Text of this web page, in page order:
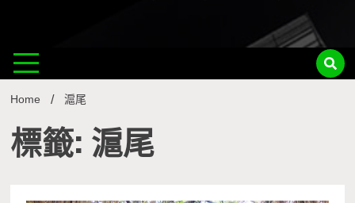
Home 滬尾
標籤: 滬尾